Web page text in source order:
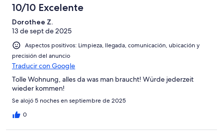
10/10 Excelente
Dorothee Z.
13 de sept de 2025
Aspectos positivos: Limpieza, llegada, comunicación, ubicación y
precisión del anuncio
Traducir con Google
Tolle Wohnung, alles da was man braucht! Würde jederzeit
wieder kommen!
Se alojó 5 noches en septiembre de 2025
0